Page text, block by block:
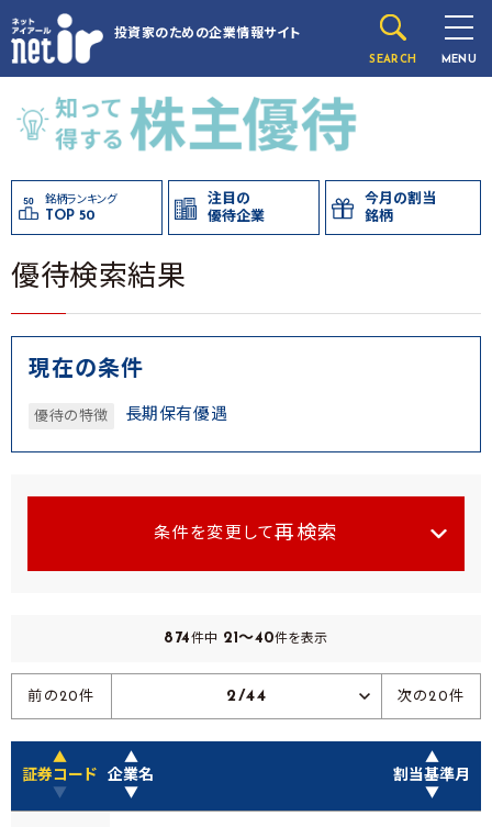
投資家のための企業情報サイト
SEARCH MENU
銘柄ランキング
TOP 50
注目の
優待企業
今月の割当
銘柄
優待検索結果
現在の条件
優待の特徴 長期保有優遇
条件を変更して 再検索
874件中 21～40件を表示
前の20件 2/44 次の20件
▲
証券コード
▼
▲
企業名
▼
▲
割当基準月
▼